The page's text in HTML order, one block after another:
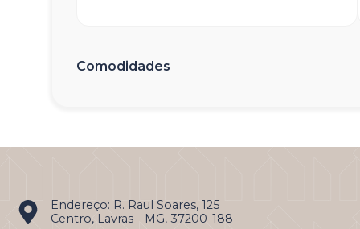
Comodidades
Endereço: R. Raul Soares, 125
Centro, Lavras - MG, 37200-188